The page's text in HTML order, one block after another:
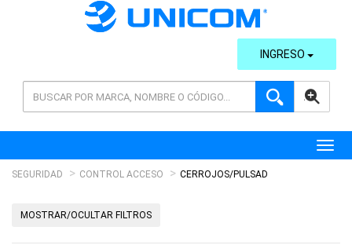
AVANZADA
INGRESO
SEGURIDAD CONTROL ACCESO CERROJOS/PULSAD
MOSTRAR/OCULTAR FILTROS